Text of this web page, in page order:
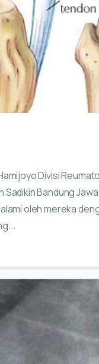
Divisi
Bandung
oleh mereka